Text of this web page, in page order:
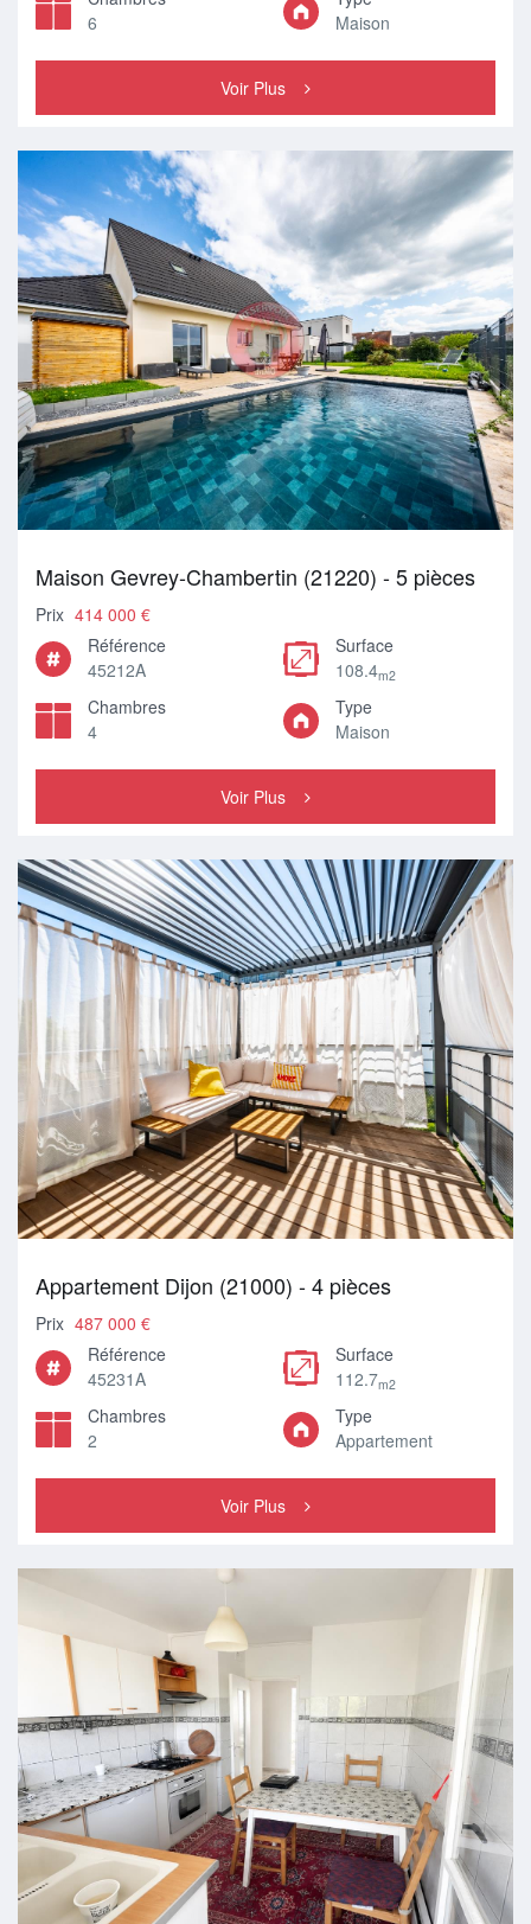
6
Maison
Voir Plus
Maison Gevrey-Chambertin (21220) - 5 pièces
Prix 414 000 €
Référence
45212A
Surface
108.4m2
Chambres
4
Type
Maison
Voir Plus
Appartement Dijon (21000) - 4 pièces
Prix 487 000 €
Référence
45231A
Surface
112.7m2
Chambres
2
Type
Appartement
Voir Plus